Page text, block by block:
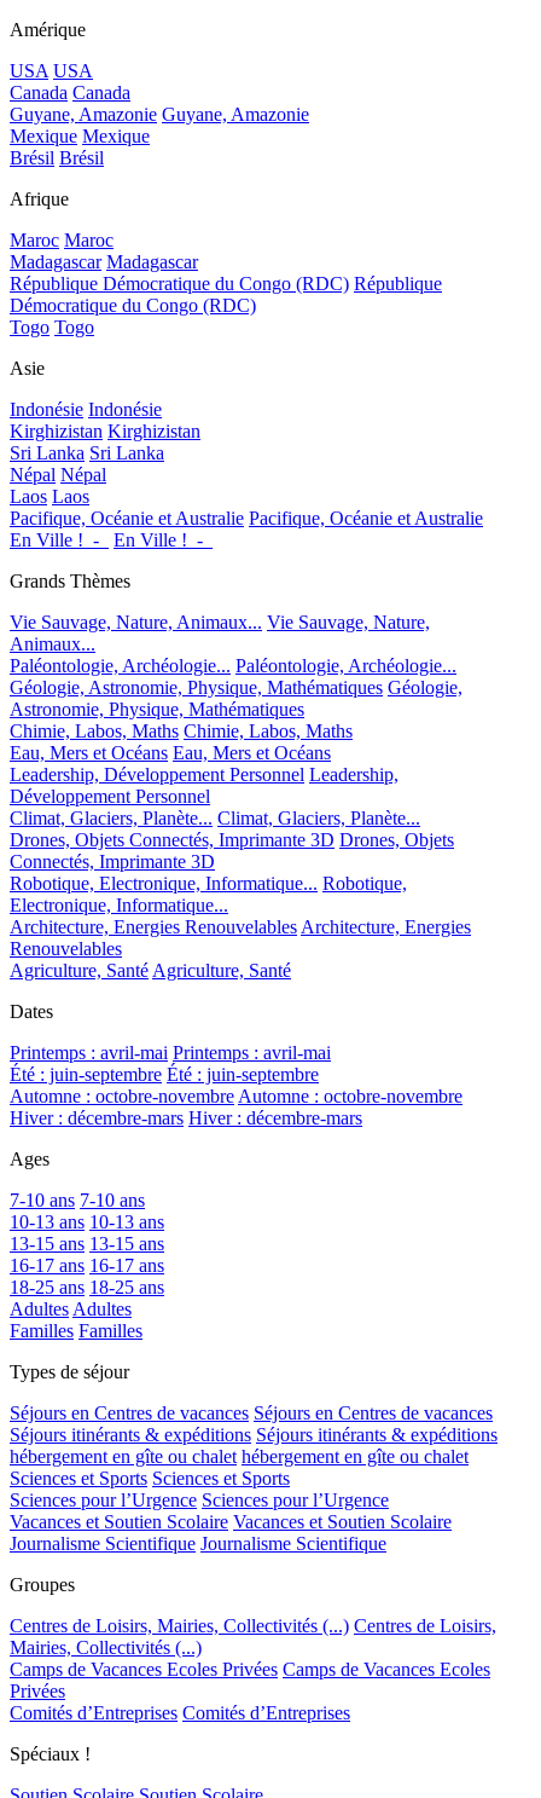
Amérique
USA USA
Canada Canada
Guyane, Amazonie Guyane, Amazonie
Mexique Mexique
Brésil Brésil
Afrique
Maroc Maroc
Madagascar Madagascar
République Démocratique du Congo (RDC) République
Démocratique du Congo (RDC)
Togo Togo
Asie
Indonésie Indonésie
Kirghizistan Kirghizistan
Sri Lanka Sri Lanka
Népal Népal
Laos Laos
Pacifique, Océanie et Australie Pacifique, Océanie et Australie
En Ville !_-_
En Ville !_-_
Grands Thèmes
Vie Sauvage, Nature, Animaux... Vie Sauvage, Nature,
Animaux...
Paléontologie, Archéologie... Paléontologie, Archéologie...
Géologie, Astronomie, Physique, Mathématiques Géologie,
Astronomie, Physique, Mathématiques
Chimie, Labos, Maths Chimie, Labos, Maths
Eau, Mers et Océans Eau, Mers et Océans
Leadership, Développement Personnel Leadership,
Développement Personnel
Climat, Glaciers, Planète... Climat, Glaciers, Planète...
Drones, Objets Connectés, Imprimante 3D Drones, Objets
Connectés, Imprimante 3D
Robotique, Electronique, Informatique... Robotique,
Electronique, Informatique...
Architecture, Energies Renouvelables Architecture, Energies
Renouvelables
Agriculture, Santé Agriculture, Santé
Dates
Printemps : avril-mai Printemps : avril-mai
Été : juin-septembre Été : juin-septembre
Automne : octobre-novembre Automne : octobre-novembre
Hiver : décembre-mars Hiver : décembre-mars
Ages
7-10 ans 7-10 ans
10-13 ans 10-13 ans
13-15 ans 13-15 ans
16-17 ans 16-17 ans
18-25 ans 18-25 ans
Adultes Adultes
Familles Familles
Types de séjour
Séjours en Centres de vacances Séjours en Centres de vacances
Séjours itinérants & expéditions Séjours itinérants & expéditions
hébergement en gîte ou chalet hébergement en gîte ou chalet
Sciences et Sports Sciences et Sports
Sciences pour l’Urgence Sciences pour l’Urgence
Vacances et Soutien Scolaire Vacances et Soutien Scolaire
Journalisme Scientifique Journalisme Scientifique
Groupes
Centres de Loisirs, Mairies, Collectivités (...) Centres de Loisirs,
Mairies, Collectivités (...)
Camps de Vacances Ecoles Privées Camps de Vacances Ecoles
Privées
Comités d’Entreprises Comités d’Entreprises
Spéciaux !